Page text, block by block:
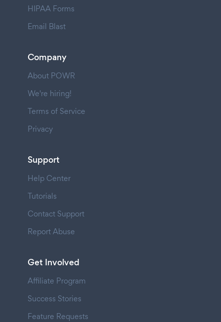
HIPAA Forms
Email Blast
Company
About POWR
We're hiring!
Terms of Service
Privacy
Support
Help Center
Tutorials
Contact Support
Report Abuse
Get Involved
Affiliate Program
Success Stories
Feature Requests